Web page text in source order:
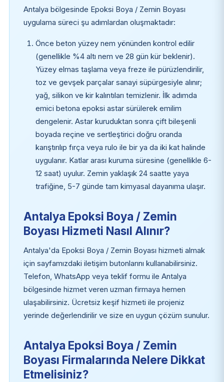
Antalya bölgesinde Epoksi Boya / Zemin Boyası
uygulama süreci şu adımlardan oluşmaktadır:
Önce beton yüzey nem yönünden kontrol edilir
(genellikle %4 altı nem ve 28 gün kür beklenir).
Yüzey elmas taşlama veya freze ile pürüzlendirilir,
toz ve gevşek parçalar sanayi süpürgesiyle alınır;
yağ, silikon ve kir kalıntıları temizlenir. İlk adımda
emici betona epoksi astar sürülerek emilim
dengelenir. Astar kuruduktan sonra çift bileşenli
boyada reçine ve sertleştirici doğru oranda
karıştırılıp fırça veya rulo ile bir ya da iki kat halinde
uygulanır. Katlar arası kuruma süresine (genellikle 6-
12 saat) uyulur. Zemin yaklaşık 24 saatte yaya
trafiğine, 5-7 günde tam kimyasal dayanıma ulaşır.
Antalya Epoksi Boya / Zemin
Boyası Hizmeti Nasıl Alınır?
Antalya'da Epoksi Boya / Zemin Boyası hizmeti almak
için sayfamızdaki iletişim butonlarını kullanabilirsiniz.
Telefon, WhatsApp veya teklif formu ile Antalya
bölgesinde hizmet veren uzman firmaya hemen
ulaşabilirsiniz. Ücretsiz keşif hizmeti ile projeniz
yerinde değerlendirilir ve size en uygun çözüm sunulur.
Antalya Epoksi Boya / Zemin
Boyası Firmalarında Nelere Dikkat
Etmelisiniz?